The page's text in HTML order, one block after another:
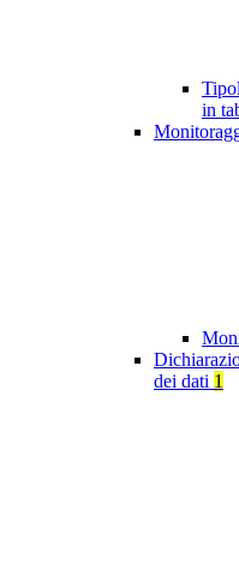
in
dei dati 1